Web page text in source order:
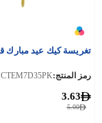
تغريسة كيك عيد مبارك
رمز المنتج:
5.00
3.63